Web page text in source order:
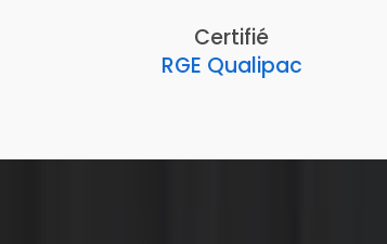
Certifié
RGE Qualipac